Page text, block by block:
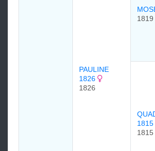
PAULINE
1826
1826
1819
1815
1815